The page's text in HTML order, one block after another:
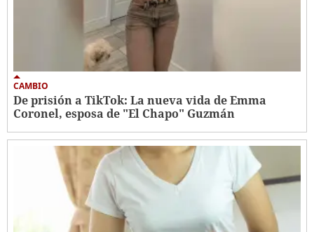
CAMBIO
De prisión a TikTok: La nueva vida de Emma
Coronel, esposa de "El Chapo" Guzmán